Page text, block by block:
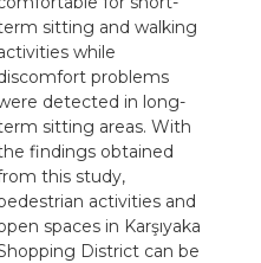
sitting and walking
while
problems
detected in long-
sitting areas. With
findings obtained
this study,
activities and
spaces in Karşıyaka
District can be